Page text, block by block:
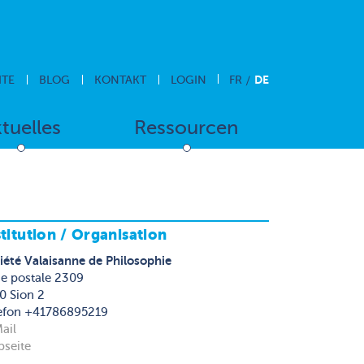
FR DE
LOGIN
BLOG KONTAKT
Ressourcen
/ Organisation
Valaisanne de Philosophie
postale 2309
Sion 2
+41786895219